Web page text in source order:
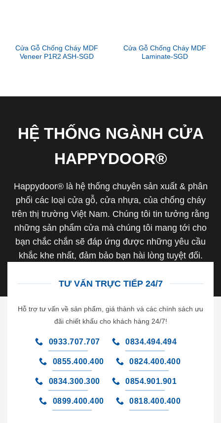
Cửa Gỗ Chống Cháy MDF
Veneer P1R2 ASH-SGD
Cửa Gỗ Chống Cháy MDF
Laminate-SGD
HỆ THỐNG NGÀNH CỬA
HAPPYDOOR®
Happydoor® là hệ thống chuyên sản xuất & phân
phối các loại cửa gỗ, cửa nhựa, của chống cháy
trên thị trường Việt Nam. Chúng tôi tin tưởng rằng
những sản phẩm cửa mà chúng tôi mang tới cho
bạn chắc chắn sẽ đáp ứng được những yêu cầu
khắc khe nhất, đảm bảo bạn hài lòng tuyệt đối.
TƯ VẤN TRỰC TIẾP 24/7
Hỗ trợ tư vấn về sản phẩm, giá thành và các chính sách ưu
đãi chiết khấu cho khách hàng 24/7!
0933.707.707 0834.494.494
0855.400.400 0824.400.400
0834.300.300 0854.901.901
0899.400.400 0818.400.400